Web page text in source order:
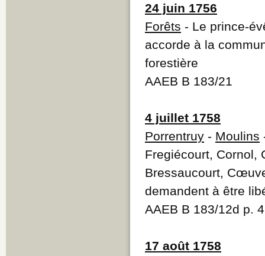
24 juin 1756
Forêts - Le prince-
accorde à la
forestière
AAEB B 183/21
4 juillet 1758
Porrentruy - Moulins
Fregiécourt, Cornol,
Bressaucourt,
demandent à être
AAEB B 183/12d p.
17 août 1758